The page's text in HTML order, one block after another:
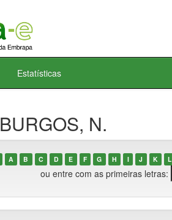
Estatísticas
N.
A B C D E F G H I J K L
ou entre com as primeiras letras: